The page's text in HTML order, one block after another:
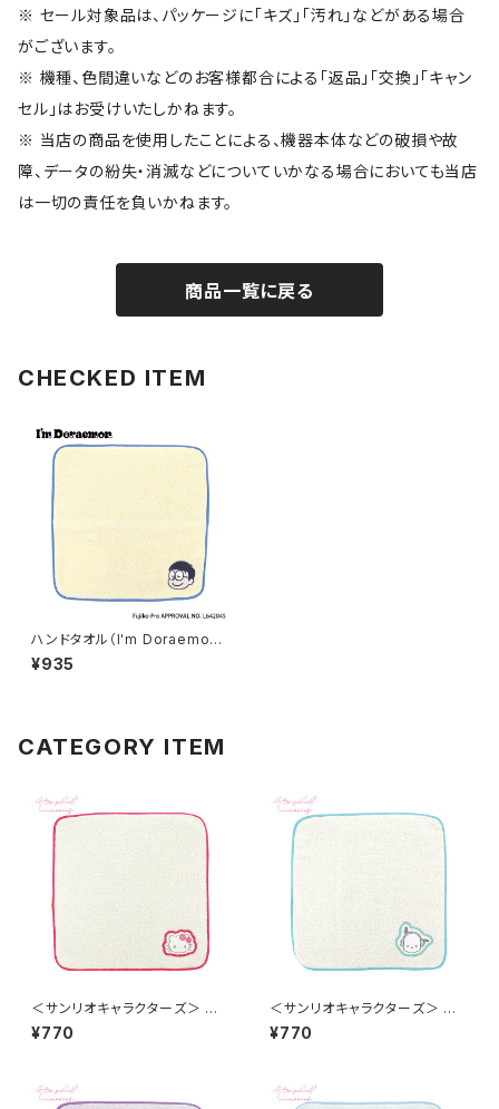
※ セール対象品は、パッケージに「キズ」「汚れ」などがある場合
がございます。
※ 機種、色間違いなどのお客様都合による「返品」「交換」「キャン
セル」はお受けいたしかねます。
※ 当店の商品を使用したことによる、機器本体などの破損や故
障、データの紛失・消滅などについていかなる場合においても当店
は一切の責任を負いかねます。
商品一覧に戻る
CHECKED ITEM
ハンドタオル（I'm Doraemon）
のび太 LDR-T002-YE（イエ
ロー）
¥935
CATEGORY ITEM
＜サンリオキャラクターズ＞ ハ
ンドタオル ハローキティ LSR-
T004-F
¥770
＜サンリオキャラクターズ＞ ハ
ンドタオル ポチャッコ LSR-T0
04-D
¥770